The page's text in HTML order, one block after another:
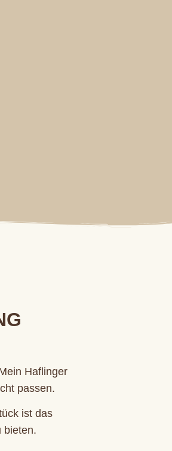
Haflinger
passen.
ist das
bieten.